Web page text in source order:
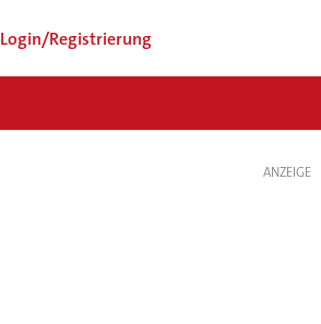
Login/Registrierung
ANZEIGE